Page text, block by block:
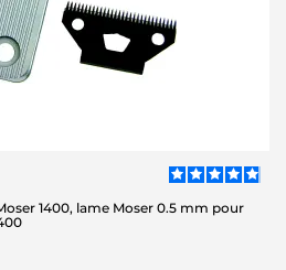
1400, lame Moser 0.5 mm pour